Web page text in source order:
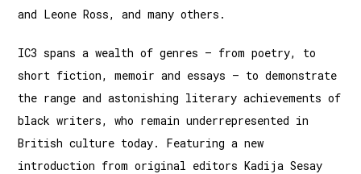
and Leone Ross, and many others.
IC3 spans a wealth of genres – from poetry, to
short fiction, memoir and essays – to demonstrate
the range and astonishing literary achievements of
black writers, who remain underrepresented in
British culture today. Featuring a new
introduction from original editors Kadija Sesay